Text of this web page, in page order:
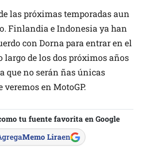
las próximas temporadas aun
Finlandia e Indonesia ya han
con Dorna para entrar en el
largo de los dos próximos años
que no serán ñas únicas
veremos en MotoGP.
tu fuente favorita en Google
Memo Liraen